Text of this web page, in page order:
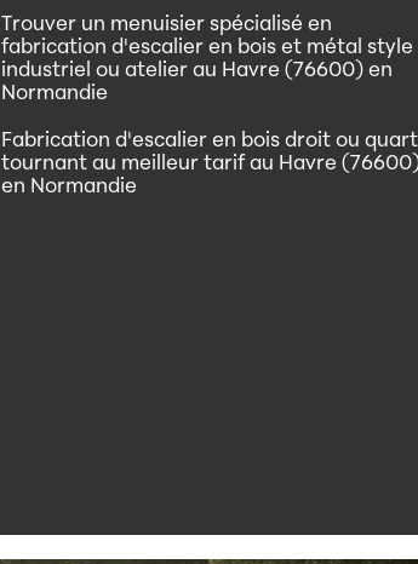
Trouver un menuisier spécialisé en
fabrication d'escalier en bois et métal style
industriel ou atelier au Havre (76600) en
Normandie
Fabrication d'escalier en bois droit ou quart
tournant au meilleur tarif au Havre
en Normandie